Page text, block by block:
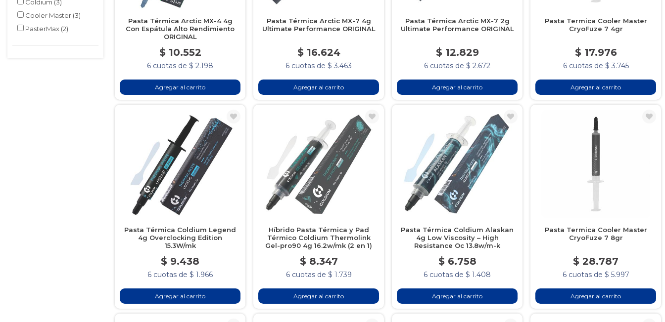
Coldium (3)
Cooler Master (3)
PasterMax (2)
Pasta Térmica Arctic MX-4 4g
Con Espátula Alto Rendimiento
ORIGINAL
$ 10.552
6 cuotas de $ 2.198
Agregar al carrito
Pasta Térmica Arctic MX-7 4g
Ultimate Performance ORIGINAL
$ 16.624
6 cuotas de $ 3.463
Agregar al carrito
Pasta Térmica Arctic MX-7 2g
Ultimate Performance ORIGINAL
$ 12.829
6 cuotas de $ 2.672
Agregar al carrito
Pasta Termica Cooler Master
CryoFuze 7 4gr
$ 17.976
6 cuotas de $ 3.745
Agregar al carrito
Pasta Térmica Coldium Legend
4g Overclocking Edition
15.3W/mk
$ 9.438
6 cuotas de $ 1.966
Agregar al carrito
Híbrido Pasta Térmica y Pad
Térmico Coldium Thermolink
Gel-pro90 4g 16.2w/mk (2 en 1)
$ 8.347
6 cuotas de $ 1.739
Agregar al carrito
Pasta Térmica Coldium Alaskan
4g Low Viscosity – High
Resistance Oc 13.8w/m-k
$ 6.758
6 cuotas de $ 1.408
Agregar al carrito
Pasta Termica Cooler Master
CryoFuze 7 8gr
$ 28.787
6 cuotas de $ 5.997
Agregar al carrito